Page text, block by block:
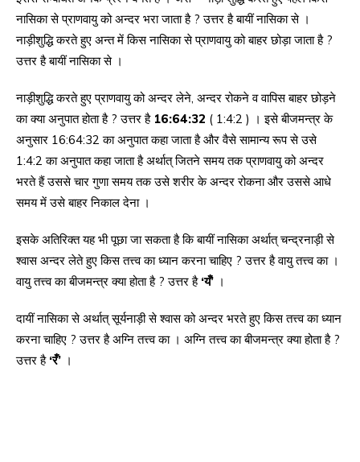
नासिका से प्राणवायु को अन्दर भरा जाता है ? उत्तर है बायीं नासिका से ।
नाड़ीशुद्धि करते हुए अन्त में किस नासिका से प्राणवायु को बाहर छोड़ा जाता है ?
उत्तर है बायीं नासिका से ।
नाड़ीशुद्धि करते हुए प्राणवायु को अन्दर लेने, अन्दर रोकने व वापिस बाहर छोड़ने
का क्या अनुपात होता है ? उत्तर है 16:64:32 ( 1:4:2 ) । इसे बीजमन्त्र के
अनुसार 16:64:32 का अनुपात कहा जाता है और वैसे सामान्य रूप से उसे
1:4:2 का अनुपात कहा जाता है अर्थात् जितने समय तक प्राणवायु को अन्दर
भरते हैं उससे चार गुणा समय तक उसे शरीर के अन्दर रोकना और उससे आधे
समय में उसे बाहर निकाल देना ।
इसके अतिरिक्त यह भी पूछा जा सकता है कि बायीं नासिका अर्थात् चन्द्रनाड़ी से
श्वास अन्दर लेते हुए किस तत्त्व का ध्यान करना चाहिए ? उत्तर है वायु तत्त्व का ।
वायु तत्त्व का बीजमन्त्र क्या होता है ? उत्तर है ‘यँ’ ।
दायीं नासिका से अर्थात् सूर्यनाड़ी से श्वास को अन्दर भरते हुए किस तत्त्व का ध्यान
करना चाहिए ? उत्तर है अग्नि तत्त्व का । अग्नि तत्त्व का बीजमन्त्र क्या होता है ?
उत्तर है ‘रँ’ ।